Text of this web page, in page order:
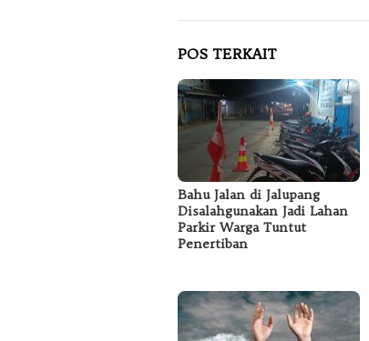
POS TERKAIT
Bahu Jalan di Jalupang
Disalahgunakan Jadi Lahan
Parkir Warga Tuntut
Penertiban